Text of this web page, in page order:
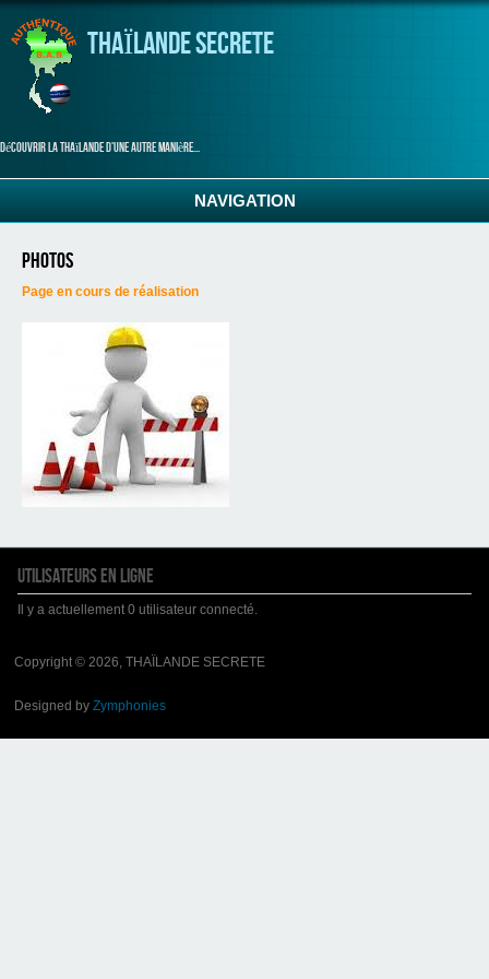
THAÏLANDE SECRETE
Découvrir la thaïlande d'une autre manière...
NAVIGATION
Photos
Page en cours de réalisation
UTILISATEURS EN LIGNE
Il y a actuellement 0 utilisateur connecté.
Copyright © 2026, THAÏLANDE SECRETE
Designed byZymphonies